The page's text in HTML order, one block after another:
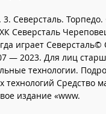
Северсталь.
Северсталь
играет
— 2023. Для лиц
технологии.
Средство
издание «www.